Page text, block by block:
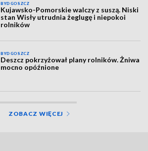
BYDGOSZCZ
Kujawsko-Pomorskie walczy z suszą. Niski
stan Wisły utrudnia żeglugę i niepokoi
rolników
BYDGOSZCZ
Deszcz pokrzyżował plany rolników. Żniwa
mocno opóźnione
ZOBACZ WIĘCEJ